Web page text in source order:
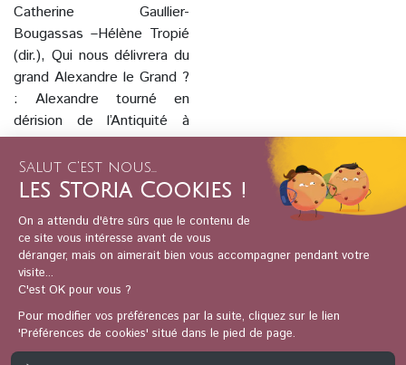
Catherine Gaullier-
Bougassas –Hélène Tropié
(dir.), Qui nous délivrera du
grand Alexandre le Grand ?
: Alexandre tourné en
dérision de l’Antiquité à
l’époque moderne ?,
Turnhout, Brepols, 2022.
Claude Mossé, Alexandre :
la destinée d’un mythe,
Paris, Payot, 2001.
Édouard Will, Claude
Mossé, Paul Goukowski,
Le monde grec et l’Orient,